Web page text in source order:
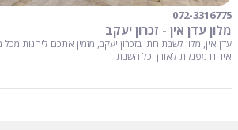
072-3316775
מלון עדן אין - זכרון יעקב
עדן אין, מלון לשבת חתן בזכרון יעקב, מזמין אתכם ליהנות
אירוח מפנקת לאורך כל השבת.